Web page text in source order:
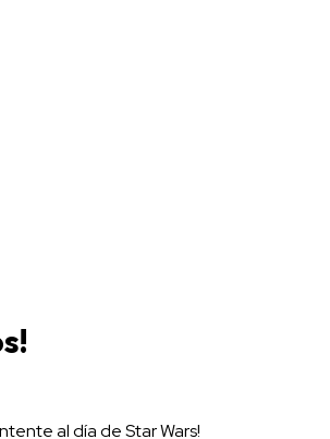
al día de Star Wars!